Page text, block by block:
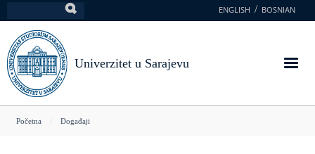
na
glavni
sadržaj
ENGLISH BOSNIAN
Univerzitet u Sarajevu
You
Početna Događaji